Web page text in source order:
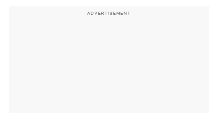
ADVERTISEMENT